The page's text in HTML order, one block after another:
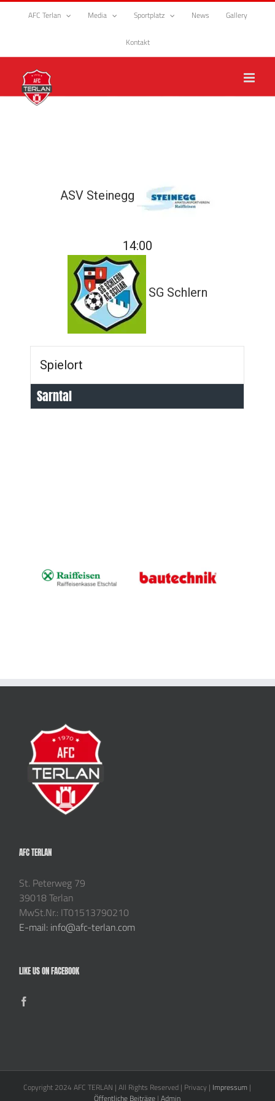
Zum
AFC Terlan Media Sportplatz News Gallery
Kontakt
ASV Steinegg
14:00
SG Schlern
Spielort
Sarntal
AFC TERLAN
St. Peterweg 79
39018 Terlan
MwSt.Nr.: IT01513790210
E-mail: info@afc-terlan.com
LIKE US ON FACEBOOK
Copyright 2024 AFC TERLAN | All Rights Reserved | Privacy | Impressum |
Öffentliche Beiträge |Admin